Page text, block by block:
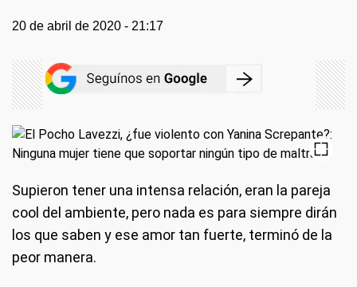
20 de abril de 2020 - 21:17
Supieron tener una intensa relación, eran la pareja
cool del ambiente, pero nada es para siempre dirán
los que saben y ese amor tan fuerte, terminó de la
peor manera.